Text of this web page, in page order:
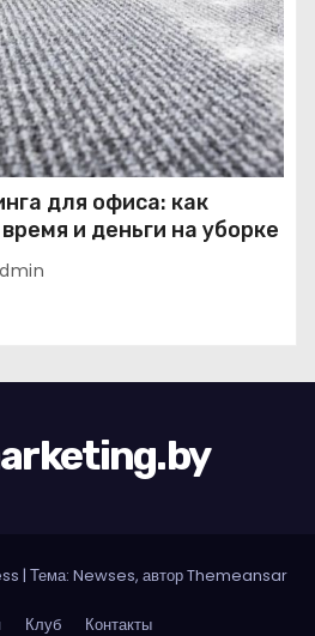
для офиса: как
и деньги на уборке
| Тема: Newses, авторThemeansar
Клуб Контакты